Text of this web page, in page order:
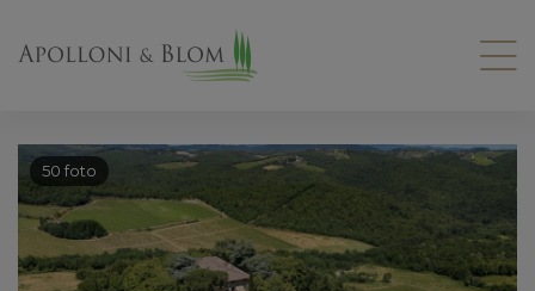
50 foto